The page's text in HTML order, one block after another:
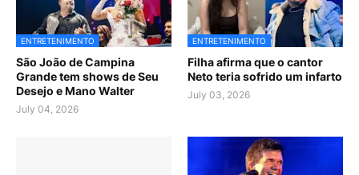
ENTRETENIMENTO
São João de Campina
Grande tem shows de Seu
Desejo e Mano Walter
July 04, 2026
ENTRETENIMENTO
Filha afirma que o cantor
Neto teria sofrido um infarto
July 03, 2026